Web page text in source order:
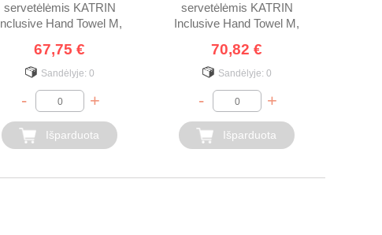
servetėlėmis KATRIN
Inclusive Hand Towel M,
67,75 €
Sandėlyje: 0
- +
Išparduota
servetėlėmis KATRIN
Inclusive Hand Towel M,
70,82 €
Sandėlyje: 0
- +
Išparduota